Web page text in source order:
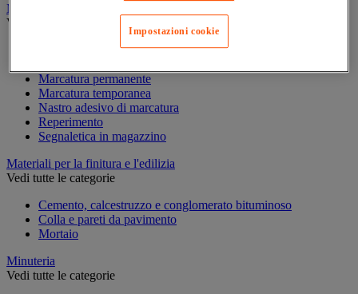
Marcatura
Vedi tutte le categorie
Marcatura permanente
Marcatura temporanea
Nastro adesivo di marcatura
Reperimento
Segnaletica in magazzino
Materiali per la finitura e l'edilizia
Vedi tutte le categorie
Cemento, calcestruzzo e conglomerato bituminoso
Colla e pareti da pavimento
Mortaio
Minuteria
Vedi tutte le categorie
Impostazioni cookie